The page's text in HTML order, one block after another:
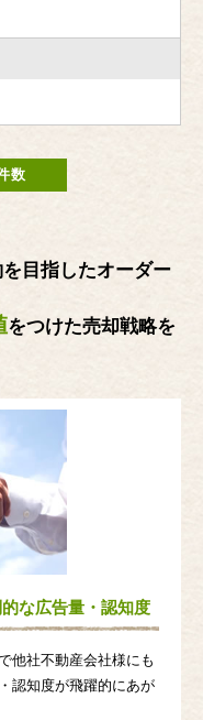
数
目指したオーダー
をつけた売却戦略を
な広告量・認知度
他社不動産会社様にも
認知度が飛躍的にあが